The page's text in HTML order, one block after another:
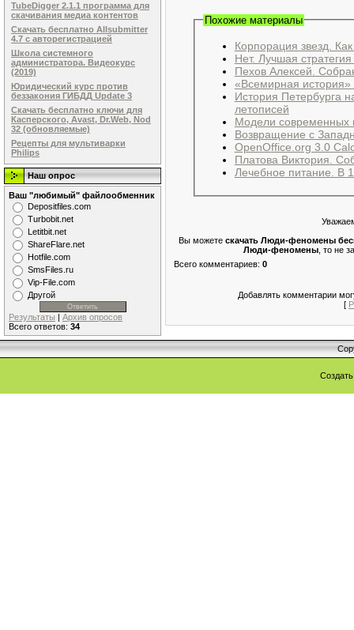
TubeDigger 2.1.1 программа для
скачивания медиа контентов
Скачать бесплатно Allsubmitter
4.7 с авторегистрацией
Школа системного
администратора. Видеокурс
(2019)
Юридический курс против
беззакония ГИБДД Update 3
Скачать бесплатно ключи для
Касперского, Avast, Dr.Web, Nod
32 (обновляемые)
Рецепты для мультиварки
Philips
Наш опрос
Ваш "любимый" файлообменник
Dеpоsitfilеs.com
Turbobit.net
Letitbit.net
ShareFlare.net
Hotfile.com
SmsFiles.ru
Vip-File.com
Другой
Результаты | Архив опросов
Всего ответов: 34
Похожие материалы
Корпорация звезд.
Нет. Лучшая
Пехов Алексей.
«Всемирная история»
История Петербурга
летописей
Модели современных
Возвращение с
OpenOffice.org 3.0
Платова Виктория.
Лечебное питание. В
Вы можете скачать Люди-феномены
Люди-феномены, то не
Всего комментариев: 0
Добавлять комментарии
[